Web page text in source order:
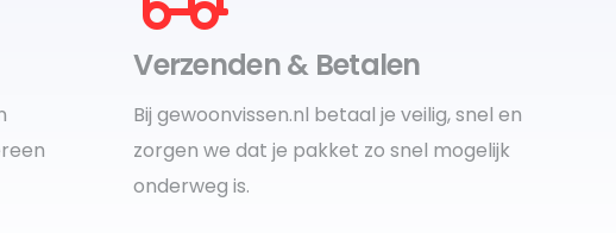
Verzenden & Betalen
Bij gewoonvissen.nl betaal je veilig, snel en
zorgen we dat je pakket zo snel mogelijk
onderweg is.